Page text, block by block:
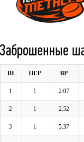
Ш ПЕР ВР
1 1 2:07
2 1 2:52
3 1 5:37